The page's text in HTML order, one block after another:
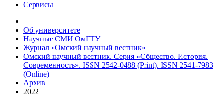
Сервисы
Об университете
Научные СМИ ОмГТУ
Журнал «Омский научный вестник»
Омский научный вестник. Серия «Общество. История.
Современность». ISSN 2542-0488 (Print). ISSN 2541-7983
(Online)
Архив
2022